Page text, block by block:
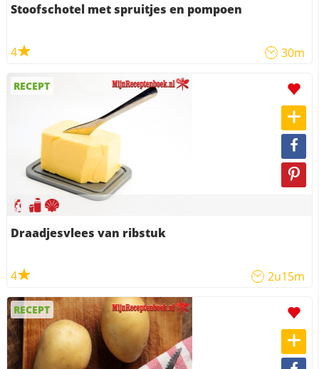
Stoofschotel met spruitjes en pompoen
4 30m
RECEPT
Draadjesvlees van ribstuk
4 2u15m
RECEPT